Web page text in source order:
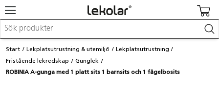
Möbler & inredning
Lekplatsutrustning & utemiljö
Leka
Start Lekplatsutrustning & utemiljö
Lekplatsutrustning
Fristående lekredskap
Gunglek
ROBINIA A-gunga med 1 platt sits 1 barnsits och 1 fågelbosits